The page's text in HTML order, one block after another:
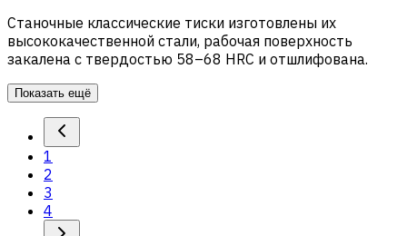
Станочные классические тиски изготовлены их
высококачественной стали, рабочая поверхность
закалена с твердостью 58–68 HRC и отшлифована.
Показать ещё
1
2
3
4